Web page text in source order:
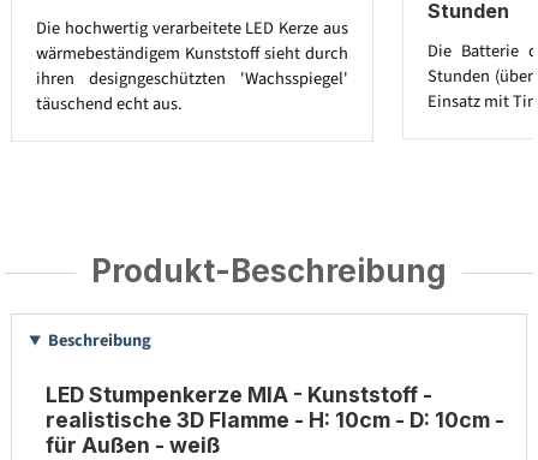
Die hochwertig verarbeitete LED Kerze aus
wärmebeständigem Kunststoff sieht durch
ihren designgeschützten 'Wachsspiegel'
täuschend echt aus.
Stunden
Die Batterie
Stunden
Einsatz mit
Produkt-Beschreibung
Beschreibung
LED Stumpenkerze MIA - Kunststoff -
realistische 3D Flamme - H: 10cm - D: 10cm -
für Außen - weiß